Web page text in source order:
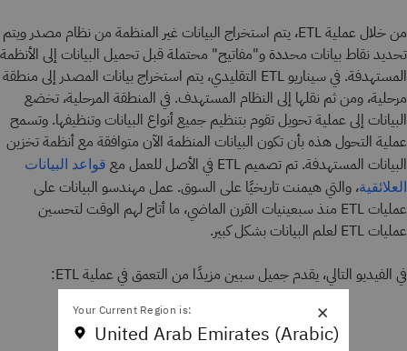
من خلال عملية ETL، يتم استخراج البيانات غير المنظمة من نظام مصدر ويتم
تحديد نقاط بيانات محددة و"مفاتيح" محتملة قبل تحميل البيانات إلى الأنظمة
المستهدفة. في سيناريو ETL التقليدي، يتم استخراج بيانات المصدر إلى منطقة
مرحلية، ومن ثم نقلها إلى النظام المستهدف. في المنطقة المرحلية، تخضع
البيانات إلى عملية تحويل تقوم بتنظيم جميع أنواع البيانات وتنظيفها. وتسمح
عملية التحول هذه بأن تكون البيانات المنظمة الآن متوافقة مع أنظمة تخزين
البيانات المستهدفة. تم تصميم ETL في الأصل للعمل مع
قواعد البيانات
العلائقية، والتي هيمنت تاريخيًا على السوق. عمل مهندسو البيانات على
عمليات ETL منذ سبعينيات القرن الماضي، ما أتاح لهم الوقت لتحسين
عمليات ETL لعلم البيانات بشكل كبير.
في الفيديو التالي، يقدم جميل سبين مزيدًا من التعمق في عملية ETL:
×
Your Current Region is:
United Arab Emirates (Arabic)